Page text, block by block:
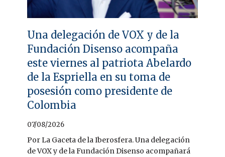
Una delegación de VOX y de la
Fundación Disenso acompaña
este viernes al patriota Abelardo
de la Espriella en su toma de
posesión como presidente de
Colombia
07/08/2026
Por La Gaceta de la Iberosfera. Una delegación
de VOX y de la Fundación Disenso acompañará